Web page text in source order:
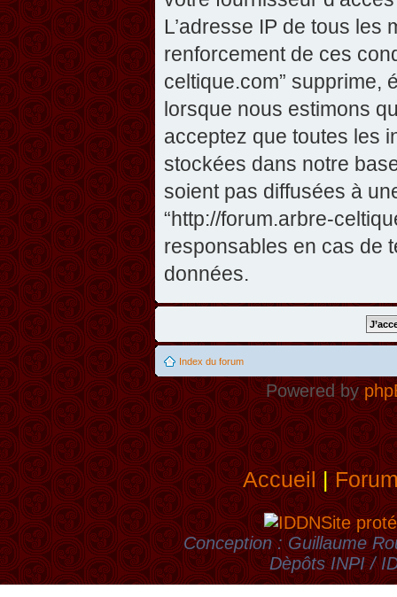
L’adresse IP de tous
renforcement de ces
celtique.com” supprime,
lorsque nous estimons
acceptez que toutes les
stockées dans notre
soient pas diffusées à
“http://forum.arbre-
responsables en cas de
données.
Index du forum
Powered by
Accueil|
Site
Conception : Guillaume
Dèpôts INPI /